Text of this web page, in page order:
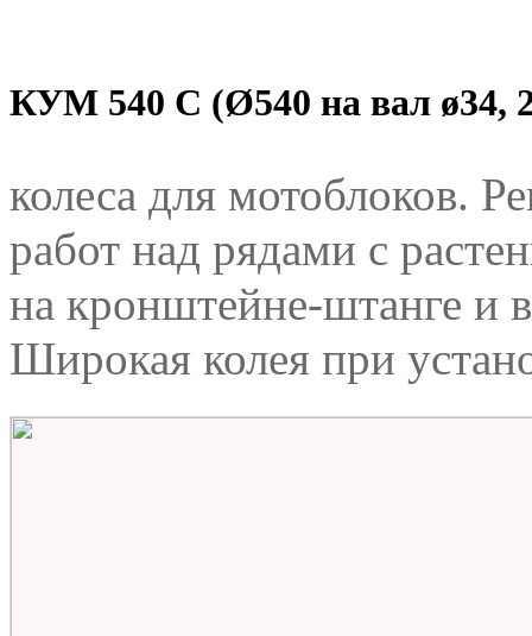
КУМ 540 C (Ø540 на вал ø34,
колеса для мотоблоков.
работ над рядами с
на кронштейне-штанге и
Широкая колея при